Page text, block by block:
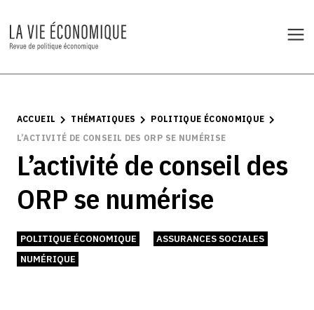
ACCUEIL THÉMATIQUES
POLITIQUE ÉCONOMIQUE
L’ACTIVITÉ DE CONSEIL DES ORP SE NUMÉRISE
L’activité de conseil des
ORP se numérise
POLITIQUE ÉCONOMIQUE
ASSURANCES SOCIALES
NUMÉRIQUE